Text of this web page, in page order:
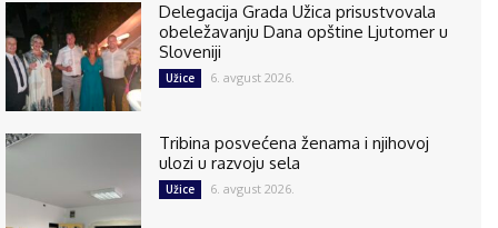
Delegacija Grada Užica prisustvovala
obeležavanju Dana opštine Ljutomer u
Sloveniji
Užice 6. avgust 2026.
Tribina posvećena ženama i njihovoj
ulozi u razvoju sela
Užice 6. avgust 2026.